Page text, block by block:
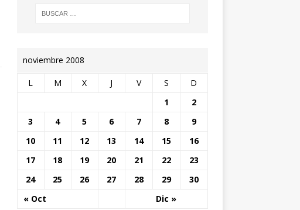
noviembre 2008
L M X J V S D
« Oct Dic »
1
2
3
4 5 6 7 8
9
10
11 12 13 14 15
16
17
18 19 20 21 22
23
24
25 26 27 28 29 30